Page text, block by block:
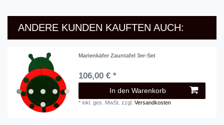
ANDERE KUNDEN KAUFTEN AUCH:
Marienkäfer Zauntafel 3er-Set
106,00 € *
In den Warenkorb
*inkl. ges. MwSt. zzgl.Versandkosten